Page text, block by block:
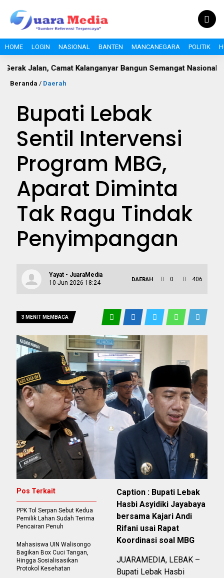
HOME LOGIN NASIONAL BANTEN MANCANEGARA POLITIK
Kalanganyar Bangun Semangat Nasionalisme Pelajar
Beranda / Daerah
Bupati Lebak
Sentil Intervensi
Program MBG,
Aparat Diminta
Tak Ragu Tindak
Penyimpangan
Yayat - JuaraMedia
10 Jun 2026 18:24
DAERAH 0 406
3 MENIT MEMBACA
Caption : Bupati Lebak
Hasbi Asyidiki Jayabaya
bersama Kajari Andi
Rifani usai Rapat
Koordinasi soal MBG
JUARAMEDIA, LEBAK –
Bupati Lebak Hasbi
Pos Terkait
PPK Tol Serpan Sebut Kedua
Pemilik Lahan Sudah Terima
Pencairan Penuh
Mahasiswa UIN Walisongo
Bagikan Box Cuci Tangan,
Hingga Sosialisasikan
Protokol Kesehatan